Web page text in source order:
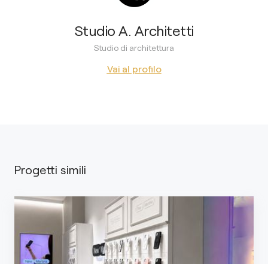
Studio A. Architetti
Studio di architettura
Vai al profilo
Progetti simili